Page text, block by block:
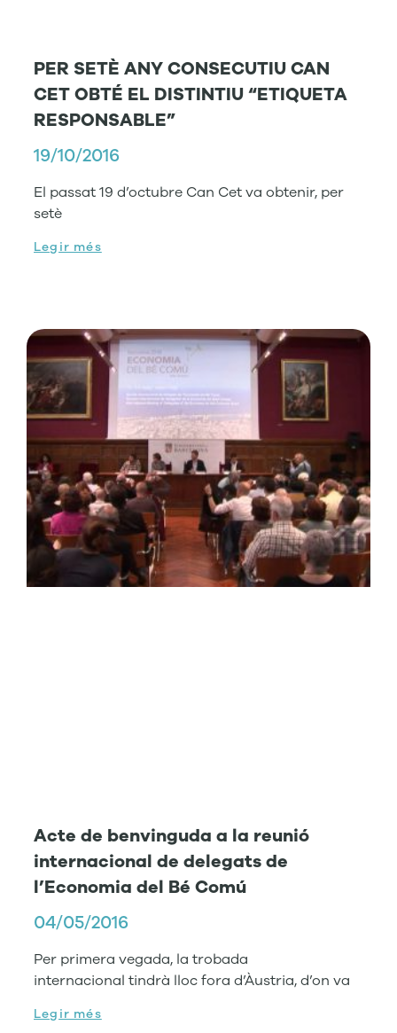
PER SETÈ ANY CONSECUTIU CAN
CET OBTÉ EL DISTINTIU “ETIQUETA
RESPONSABLE”
19/10/2016
El passat 19 d’octubre Can Cet va obtenir, per
setè
Legir més
Acte de benvinguda a la reunió
internacional de delegats de
l’Economia del Bé Comú
04/05/2016
Per primera vegada, la trobada
internacional tindrà lloc fora d’Àustria, d’on va
Legir més